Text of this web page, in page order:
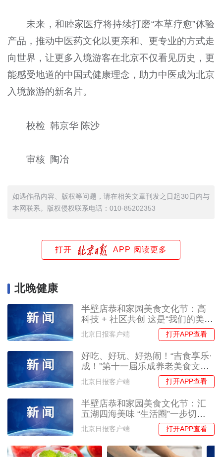
未来，和睦家医疗将持续打磨“本草疗愈”体验
产品，推动中医药文化以更亲和、更专业的方式走
向世界，让更多入境游客在北京不仅看见历史，更
能感受地道的中国式健康理念，助力中医成为北京
入境旅游的新名片。
校检 韩京华 陈沙
审核 陶冶
如遇作品内容、版权等问题，请在相关文章刊发之日起30日内与
本网联系。版权侵权联系电话：010-85202353
打开 APP 阅读更多
北晚健康
半壁店恭和家园美食文化节：高
科技 + 社区共创 这是“我们的美好
家园”
北京日报客户端 打开APP查看
好吃、好玩、好热闹！“吉食享乐·
成！”第十一届乐成养老美食文化
节系列活动举办
北京日报客户端 打开APP查看
半壁店恭和家园美食文化节：汇
五湖四海美味 “生活圈”一步切
换“快乐圈”
北京日报客户端 打开APP查看